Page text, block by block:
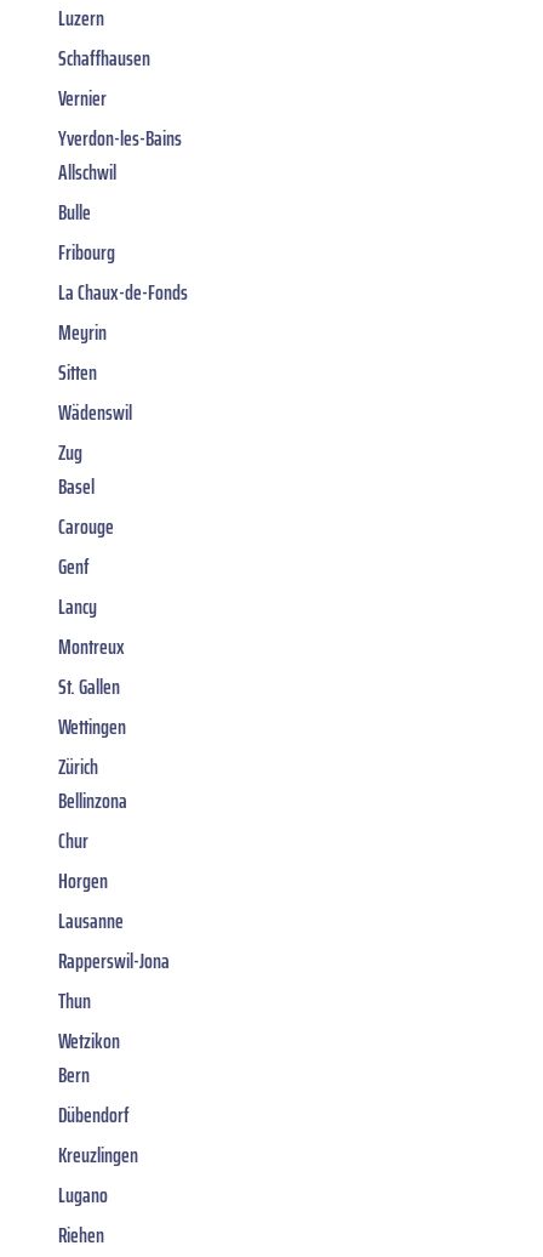
Luzern
Schaffhausen
Vernier
Yverdon-les-Bains
Allschwil
Bulle
Fribourg
La Chaux-de-Fonds
Meyrin
Sitten
Wädenswil
Zug
Basel
Carouge
Genf
Lancy
Montreux
St. Gallen
Wettingen
Zürich
Bellinzona
Chur
Horgen
Lausanne
Rapperswil-Jona
Thun
Wetzikon
Bern
Dübendorf
Kreuzlingen
Lugano
Riehen